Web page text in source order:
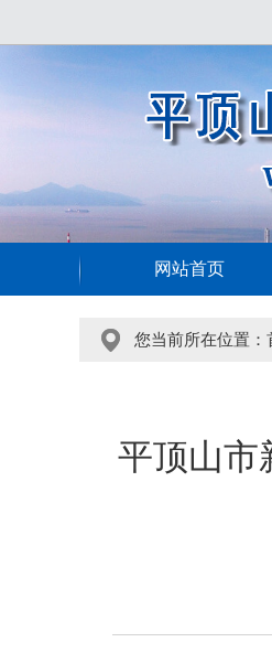
网站首页
您当前所在位置：
平顶山市